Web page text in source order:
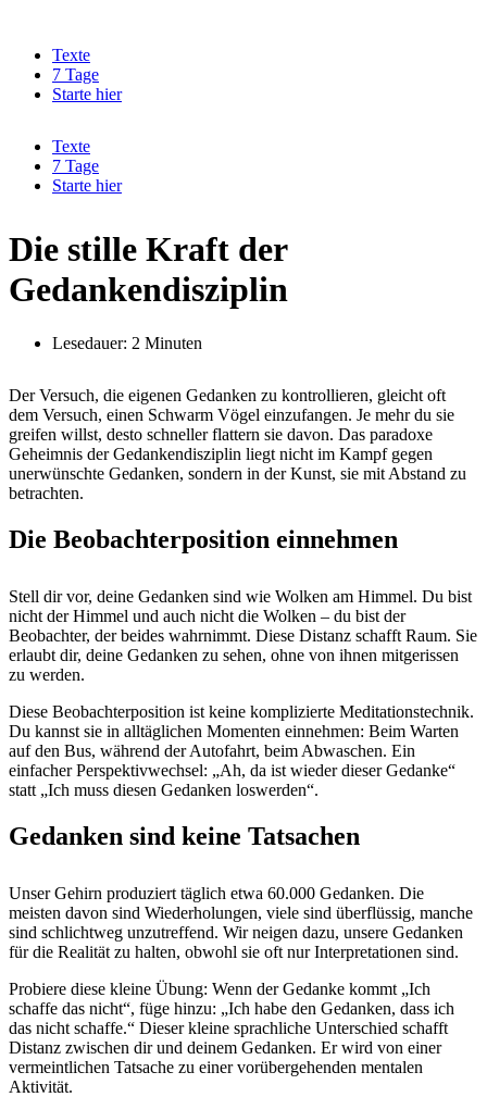
springenTexte
7 Tage
Starte hier
Texte
7 Tage
Starte hier
Die stille Kraft der
Gedankendisziplin
Lesedauer: 2 Minuten
Der Versuch, die eigenen Gedanken zu kontrollieren, gleicht oft
dem Versuch, einen Schwarm Vögel einzufangen. Je mehr du sie
greifen willst, desto schneller flattern sie davon. Das paradoxe
Geheimnis der Gedankendisziplin liegt nicht im Kampf gegen
unerwünschte Gedanken, sondern in der Kunst, sie mit Abstand zu
betrachten.
Die Beobachterposition einnehmen
Stell dir vor, deine Gedanken sind wie Wolken am Himmel. Du bist
nicht der Himmel und auch nicht die Wolken – du bist der
Beobachter, der beides wahrnimmt. Diese Distanz schafft Raum. Sie
erlaubt dir, deine Gedanken zu sehen, ohne von ihnen mitgerissen
zu werden.
Diese Beobachterposition ist keine komplizierte Meditationstechnik.
Du kannst sie in alltäglichen Momenten einnehmen: Beim Warten
auf den Bus, während der Autofahrt, beim Abwaschen. Ein
einfacher Perspektivwechsel: „Ah, da ist wieder dieser Gedanke“
statt „Ich muss diesen Gedanken loswerden“.
Gedanken sind keine Tatsachen
Unser Gehirn produziert täglich etwa 60.000 Gedanken. Die
meisten davon sind Wiederholungen, viele sind überflüssig, manche
sind schlichtweg unzutreffend. Wir neigen dazu, unsere Gedanken
für die Realität zu halten, obwohl sie oft nur Interpretationen sind.
Probiere diese kleine Übung: Wenn der Gedanke kommt „Ich
schaffe das nicht“, füge hinzu: „Ich habe den Gedanken, dass ich
das nicht schaffe.“ Dieser kleine sprachliche Unterschied schafft
Distanz zwischen dir und deinem Gedanken. Er wird von einer
vermeintlichen Tatsache zu einer vorübergehenden mentalen
Aktivität.